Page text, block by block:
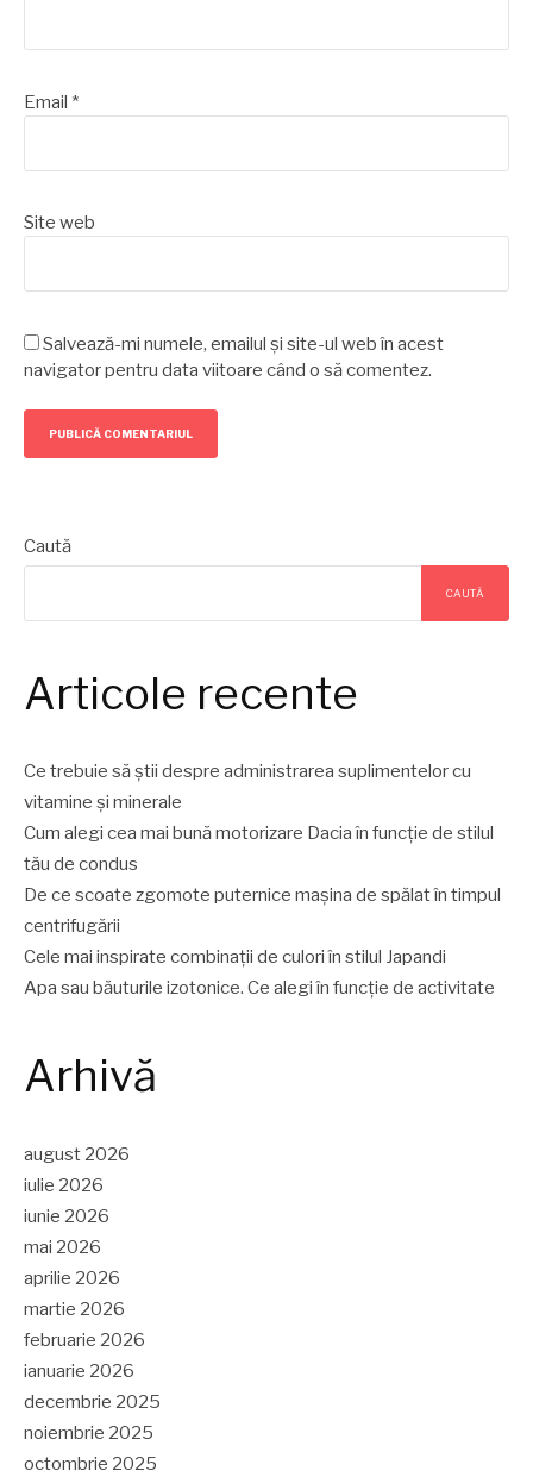
Email *
Site web
Salvează-mi numele, emailul și site-ul web în acest
navigator pentru data viitoare când o să comentez.
Caută
CAUTĂ
Articole recente
Ce trebuie să știi despre administrarea suplimentelor cu
vitamine și minerale
Cum alegi cea mai bună motorizare Dacia în funcție de stilul
tău de condus
De ce scoate zgomote puternice mașina de spălat în timpul
centrifugării
Cele mai inspirate combinații de culori în stilul Japandi
Apa sau băuturile izotonice. Ce alegi în funcție de activitate
Arhivă
august 2026
iulie 2026
iunie 2026
mai 2026
aprilie 2026
martie 2026
februarie 2026
ianuarie 2026
decembrie 2025
noiembrie 2025
octombrie 2025